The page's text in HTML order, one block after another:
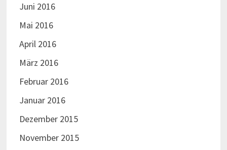
Juni 2016
Mai 2016
April 2016
März 2016
Februar 2016
Januar 2016
Dezember 2015
November 2015